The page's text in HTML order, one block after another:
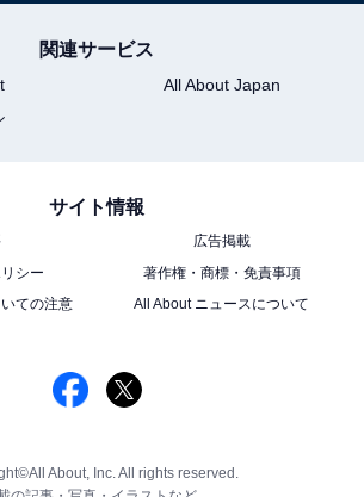
関連サービス
All About Japan
サイト情報
広告掲載
シー
著作権・商標・免責事項
ての注意
All About ニュースについて
About, Inc. All rights reserved.